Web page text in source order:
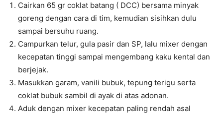
Cairkan 65 gr coklat batang ( DCC) bersama minyak
goreng dengan cara di tim, kemudian sisihkan dulu
sampai bersuhu ruang.
Campurkan telur, gula pasir dan SP, lalu mixer dengan
kecepatan tinggi sampai mengembang kaku kental dan
berjejak.
Masukkan garam, vanili bubuk, tepung terigu serta
coklat bubuk sambil di ayak di atas adonan.
Aduk dengan mixer kecepatan paling rendah asal